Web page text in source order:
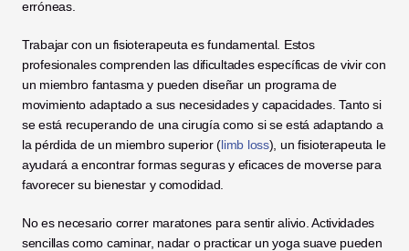
erróneas.
Trabajar con un fisioterapeuta es fundamental. Estos
profesionales comprenden las dificultades específicas de vivir con
un miembro fantasma y pueden diseñar un programa de
movimiento adaptado a sus necesidades y capacidades. Tanto si
se está recuperando de una cirugía como si se está adaptando a
la pérdida de un miembro superior (limb loss), un fisioterapeuta le
ayudará a encontrar formas seguras y eficaces de moverse para
favorecer su bienestar y comodidad.
No es necesario correr maratones para sentir alivio. Actividades
sencillas como caminar, nadar o practicar un yoga suave pueden